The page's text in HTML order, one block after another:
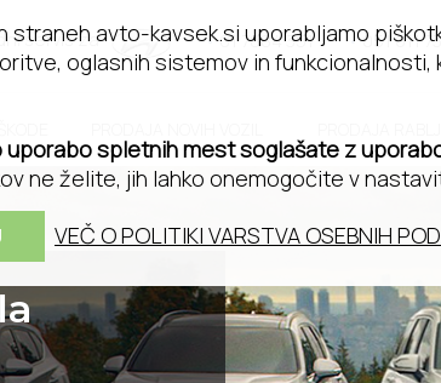
servis za •01 7884 351 •051 611
straneh avto-kavsek.si uporabljamo
oglasnih sistemov in funkcionalnosti,
uporabo spletnih mest soglašate z
ne želite, jih lahko onemogočite v
VEČ O POLITIKI VARSTVA OSEBNIH